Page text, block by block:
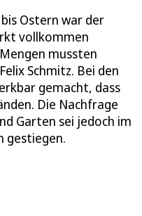
Ostern war der
vollkommen
mussten
Schmitz. Bei den
gemacht, dass
Die Nachfrage
Garten sei jedoch im
gestiegen.